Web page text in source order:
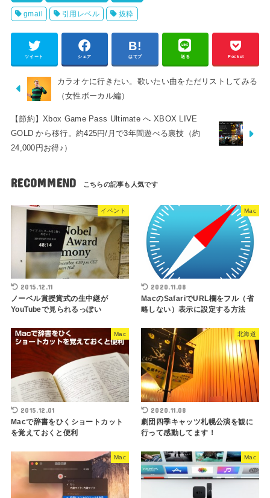
gmail 引用レベル 抜粋
ツイート シェア はてブ 送る Pocket
カラオケに行きたい。歌いたい曲をただリストしてみる
（女性ボーカル編）
【節約】Xbox Game Pass Ultimate へ XBOX LIVE
GOLD から移行。約425円/月で3年間遊べる裏技（約
24,000円お得♪）
RECOMMEND
イベント
2015.12.11
ノーベル賞授賞式の生中継が
YouTubeで見られるっぽい
Mac
2020.11.08
MacのSafariでURL欄をフル（省
略しない）表示に設定する方法
Mac
2015.12.01
Macで辞書をひくショートカット
を覚えておくと便利
北海道
2020.11.08
劇団四季キャッツ札幌公演を観に
行って感動してます！
Mac Mac